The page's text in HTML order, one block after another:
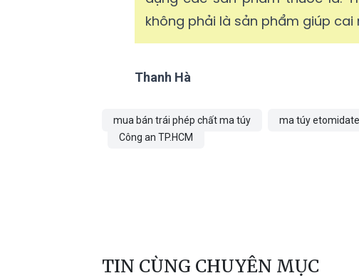
không phải là sản phẩm giúp
Thanh Hà
mua bán trái phép chất ma túy ma túy etomidate
Công an TP.HCM
TIN CÙNG CHUYÊN MỤC